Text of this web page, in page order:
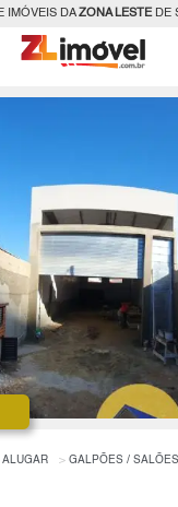
IMÓVEIS DAZONA LESTEDE
ALUGAR GALPÕES / SALÕES